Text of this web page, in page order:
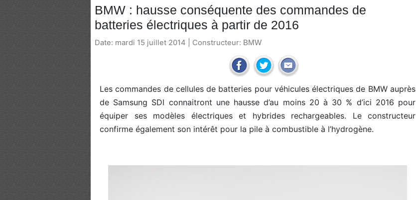
BMW : hausse conséquente des commandes de
batteries électriques à partir de 2016
Date: mardi 15 juillet 2014 | Constructeur: BMW
Les commandes de cellules de batteries pour véhicules électriques de BMW auprès
de Samsung SDI connaitront une hausse d’au moins 20 à 30 % d’ici 2016 pour
équiper ses modèles électriques et hybrides rechargeables. Le constructeur
confirme également son intérêt pour la pile à combustible à l’hydrogène.